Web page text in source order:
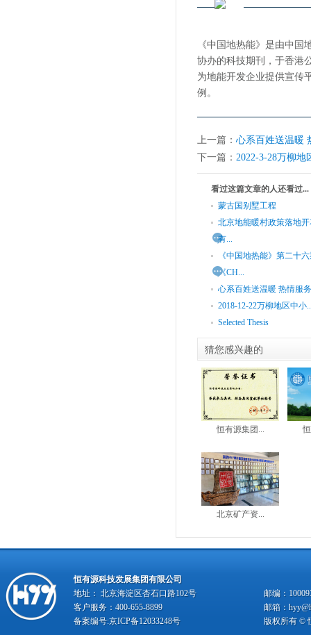
《中国地热能》是由中
协办的科技期刊，于香港
为地能开发企业提供宣传
例。
上一篇： 心系百姓送温暖
下一篇： 2022-3-28万柳
看过这篇文章的人还看过...
蒙古国别墅工程
北京地能暖村政策落地
有...
《中国地热能》第二十
《CH...
心系百姓送温暖 热情服
2018-12-22万柳地区中小
Selected Thesis
猜您感兴趣的
恒有源集团...
北京矿产资...
恒有源科技发展集团有限公司
地址： 北京海淀区杏石口路102号
邮编：
客户服务：400-655-8899
邮箱：
备案编号:京ICP备12033248号 版权所有 ©